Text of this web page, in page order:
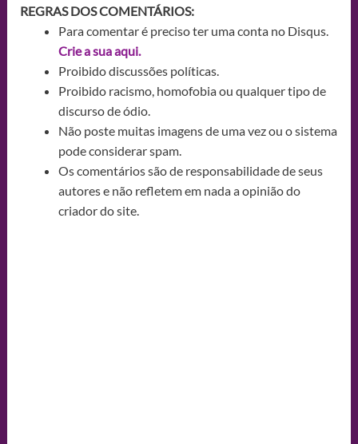
REGRAS DOS COMENTÁRIOS:
Para comentar é preciso ter uma conta no Disqus.
Crie a sua aqui.
Proibido discussões políticas.
Proibido racismo, homofobia ou qualquer tipo de
discurso de ódio.
Não poste muitas imagens de uma vez ou o sistema
pode considerar spam.
Os comentários são de responsabilidade de seus
autores e não refletem em nada a opinião do
criador do site.